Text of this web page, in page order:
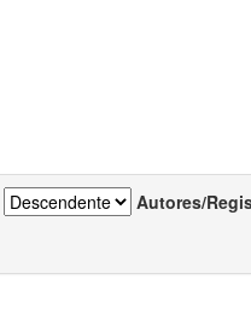
Autores/